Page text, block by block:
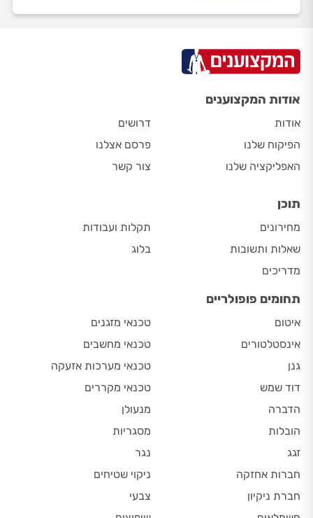
אודות המקצוענים
אודות
הפיקוח שלנו
האפליקציה שלנו
דרושים
פרסם אצלנו
צור קשר
תוכן
מחירונים
שאלות ותשובות
מדריכים
תקלות ועבודות
בלוג
תחומים פופולריים
איטום
אינסטלטורים
גנן
דוד שמש
הדברה
הובלות
זגג
חברות אחזקה
חברת ניקיון
טכנאי מזגנים
טכנאי מחשבים
טכנאי מערכות אזעקה
טכנאי מקררים
מנעולן
מסגריות
נגר
ניקוי שטיחים
צבעי